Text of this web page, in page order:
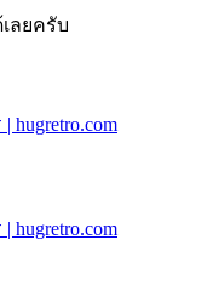
ลยครับ
ม ป้ายโค้ก เป็ปซี่เวสป้า
ยๆเพียบหรือสั่งทำโทร